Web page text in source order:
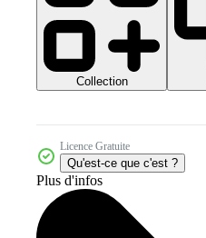
Collection
Licence Gratuite
Qu'est-ce que c'est ?
Plus d'infos